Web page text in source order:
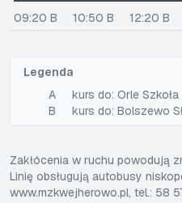
09:20 B 10:50 B 12:20 B
Legenda
A
kurs do: Orle Szkoła
B
kurs do: Bolszewo
Zakłócenia w ruchu powodują
Linię obsługują autobusy
www.mzkwejherowo.pl, tel.: 58